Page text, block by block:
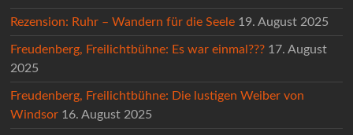
Rezension: Ruhr – Wandern für die Seele 19. August 2025
Freudenberg, Freilichtbühne: Es war einmal??? 17. August
2025
Freudenberg, Freilichtbühne: Die lustigen Weiber von
Windsor 16. August 2025